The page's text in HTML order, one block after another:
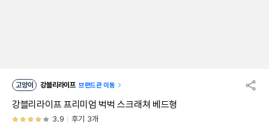
고양이 강블리라이프 브랜드관 이동
강블리라이프 프리미엄 벅벅 스크래쳐 베드형
3.9 후기 3개